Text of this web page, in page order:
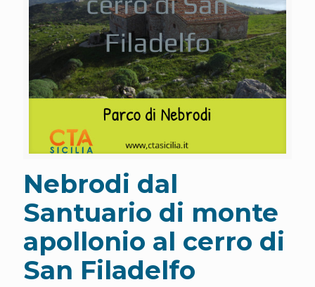
Nebrodi dal
Santuario di monte
apollonio al cerro di
San Filadelfo